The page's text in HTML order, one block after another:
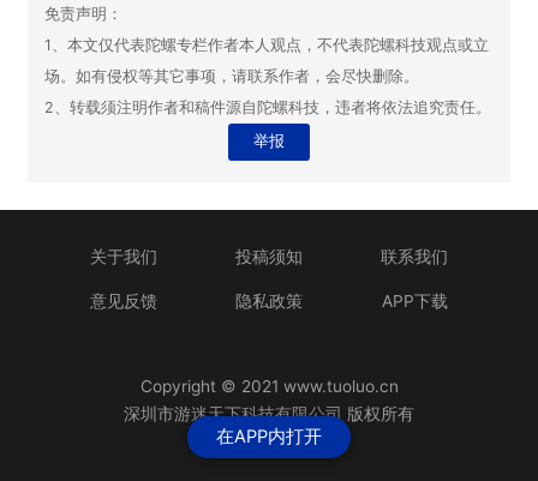
免责声明：
1、本文仅代表陀螺专栏作者本人观点，不代表陀螺科技观点或立
场。如有侵权等其它事项，请联系作者，会尽快删除。
2、转载须注明作者和稿件源自陀螺科技，违者将依法追究责任。
举报
在APP内打开
关于我们 投稿须知 联系我们
意见反馈 隐私政策 APP下载
Copyright © 2021 www.tuoluo.cn
深圳市游迷天下科技有限公司 版权所有
粤ICP备13090461号